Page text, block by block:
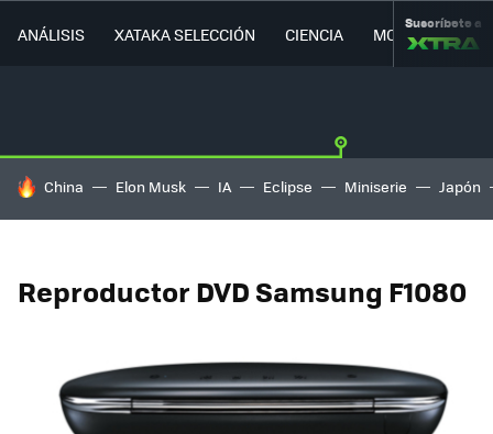
ANÁLISIS XATAKA SELECCIÓN CIENCIA MOVILIDAD
Suscríbete a
HOY SE HABLA DE
China Elon Musk IA Eclipse Miniserie Japón
Reproductor DVD Samsung F1080